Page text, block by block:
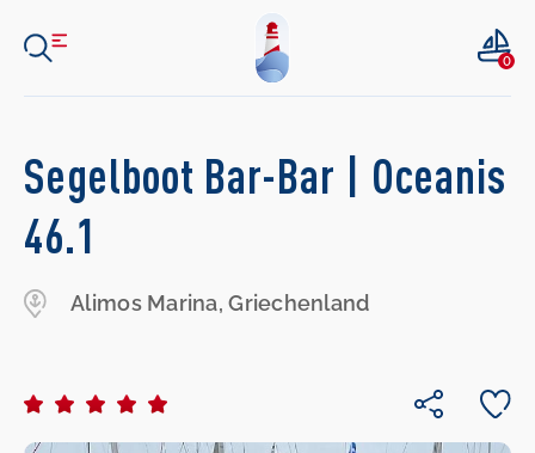
0
Segelboot Bar-Bar | Oceanis
46.1
Alimos Marina, Griechenland